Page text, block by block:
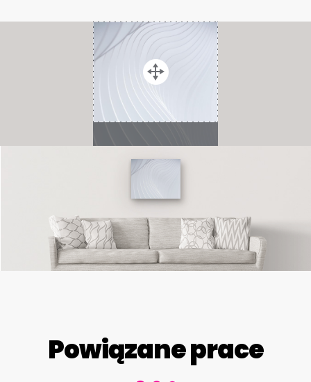
Powiązane prace